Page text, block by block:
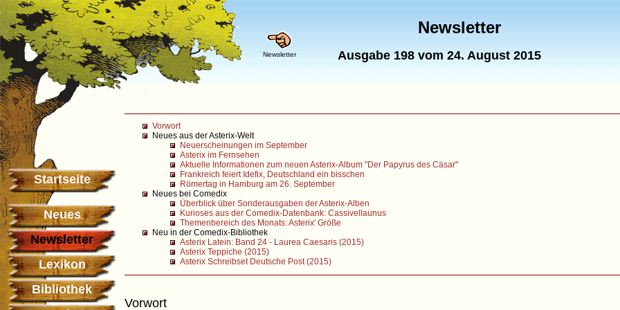
Newsletter
Newsletter
Ausgabe 198 vom 24. August 2015
Startseite
Neues
Newsletter
Lexikon
Bibliothek
Vorwort
Neues aus der Asterix-Welt
Neuerscheinungen im September
Asterix im Fernsehen
Aktuelle Informationen zum neuen Asterix-Album "Der Papyrus des Cäsar"
Frankreich feiert Idefix, Deutschland ein bisschen
Römertag in Hamburg am 26. September
Neues bei Comedix
Überblick über Sonderausgaben der Asterix-Alben
Kurioses aus der Comedix-Datenbank: Cassivellaunus
Themenbereich des Monats: Asterix' Größe
Neu in der Comedix-Bibliothek
Asterix Latein: Band 24 - Laurea Caesaris (2015)
Asterix Teppiche (2015)
Asterix Schreibset Deutsche Post (2015)
Vorwort